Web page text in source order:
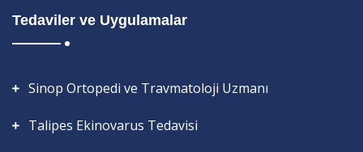
Tedaviler ve Uygulamalar
Sinop Ortopedi ve Travmatoloji Uzmanı
Talipes Ekinovarus Tedavisi